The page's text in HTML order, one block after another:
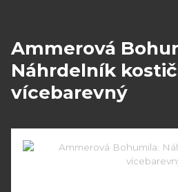
Ammerová
Náhrdelník
vícebarevný